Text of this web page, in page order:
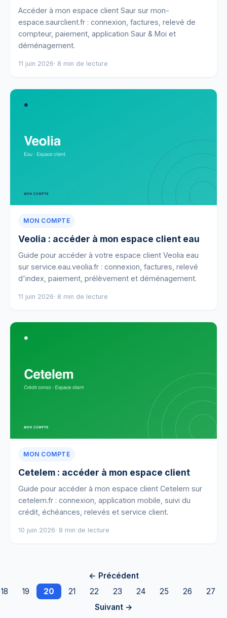
Accéder à mon espace client Saur sur mon-
espace.saurclient.fr : connexion, factures, relevé de
compteur, paiement, application Saur & Moi et
déménagement.
11 juin 2026· 8 min de lecture
MON COMPTE
Veolia : accéder à mon espace client eau
Guide pour accéder à votre espace client Veolia eau
sur service.eau.veolia.fr : connexion, factures, relevé
d'index, paiement, prélèvement et déménagement.
11 juin 2026· 8 min de lecture
MON COMPTE
Cetelem : accéder à mon espace client
Guide pour accéder à mon espace client Cetelem sur
cetelem.fr : connexion, application mobile, suivi du
crédit, échéances, relevés et service client.
10 juin 2026· 8 min de lecture
← Précédent
18
19 20 21 22 23 24 25 26
27
Suivant →